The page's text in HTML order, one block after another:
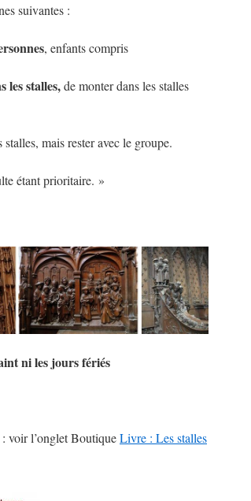
suivantes :
, enfants compris
les stalles,de monter dans les stalles
mais rester avec le groupe.
étant prioritaire. »
ni les jours fériés
voir l’onglet BoutiqueLivre : Les stalles